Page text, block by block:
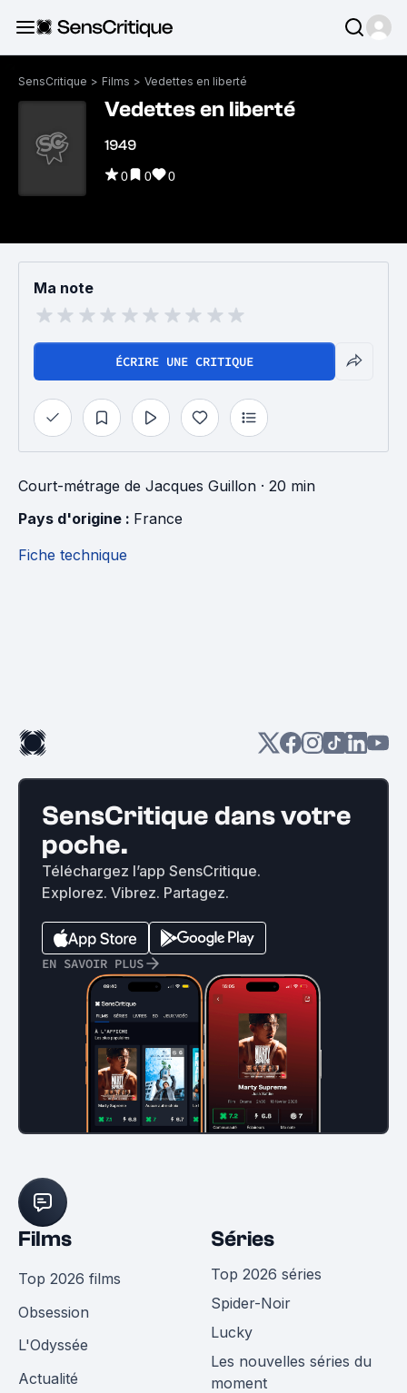
SensCritique > Films > Vedettes en liberté
Vedettes en liberté
1949
0 0 0
Ma note
ÉCRIRE UNE CRITIQUE
Court-métrage de Jacques Guillon · 20 min
Pays d'origine : France
Fiche technique
SensCritique dans votre
poche.
Téléchargez l’app SensCritique.
Explorez. Vibrez. Partagez.
EN SAVOIR PLUS
Films
Top 2026 films
Obsession
L'Odyssée
Actualité
Séries
Top 2026 séries
Spider-Noir
Lucky
Les nouvelles séries du
moment